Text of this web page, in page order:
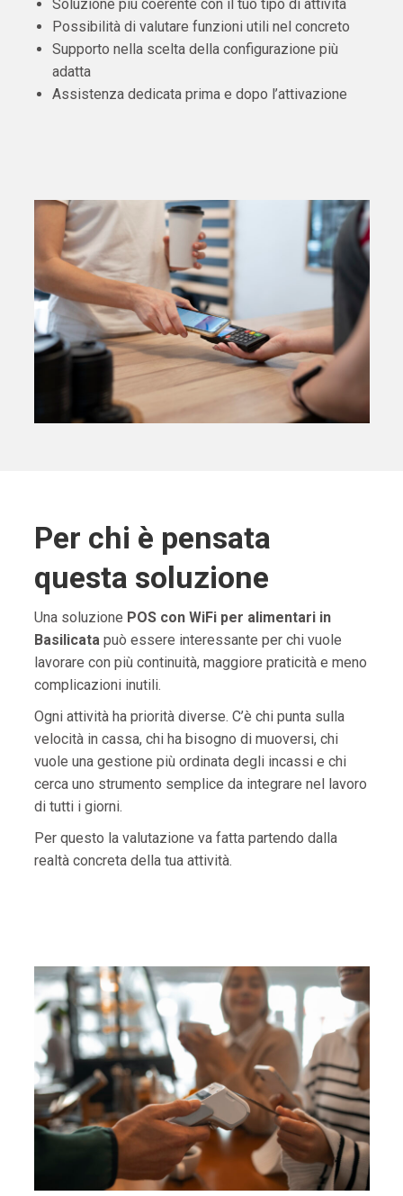
Soluzione più coerente con il tuo tipo di attività
Possibilità di valutare funzioni utili nel concreto
Supporto nella scelta della configurazione più
adatta
Assistenza dedicata prima e dopo l’attivazione
Per chi è pensata
questa soluzione
Una soluzione POS con WiFi per alimentari in
Basilicatapuò essere interessante per chi vuole
lavorare con più continuità, maggiore praticità e meno
complicazioni inutili.
Ogni attività ha priorità diverse. C’è chi punta sulla
velocità in cassa, chi ha bisogno di muoversi, chi
vuole una gestione più ordinata degli incassi e chi
cerca uno strumento semplice da integrare nel lavoro
di tutti i giorni.
Per questo la valutazione va fatta partendo dalla
realtà concreta della tua attività.